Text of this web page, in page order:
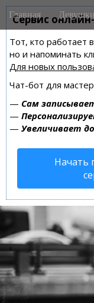
Сервис
Тот, кто работает
но и напоминать
Для новых
Чат-бот для
— Сам
—
— Увеличивает
Начать
M
a
n
m
e
n
u
i
Главная Девушки